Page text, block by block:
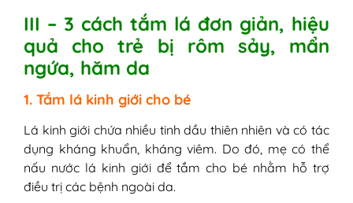
III – 3 cách tắm lá đơn giản, hiệu
quả cho trẻ bị rôm sảy, mẩn
ngứa, hăm da
1. Tắm lá kinh giới cho bé
Lá kinh giới chứa nhiều tinh dầu thiên nhiên và có tác
dụng kháng khuẩn, kháng viêm. Do đó, mẹ có thể
nấu nước lá kinh giới để tắm cho bé nhằm hỗ trợ
điều trị các bệnh ngoài da.